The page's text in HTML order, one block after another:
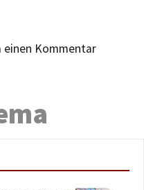
einen Kommentar